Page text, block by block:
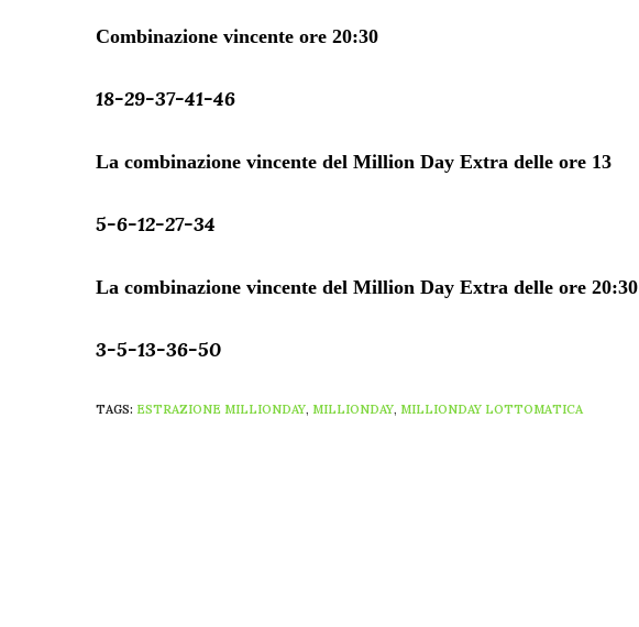
Combinazione vincente ore 20:30
18-29-37-41-46
La combinazione vincente del Million Day Extra delle ore 13
5-6-12-27-34
La combinazione vincente del Million Day Extra delle ore 20:30
3-5-13-36-50
TAGS: ESTRAZIONE MILLIONDAY, MILLIONDAY, MILLIONDAY LOTTOMATICA